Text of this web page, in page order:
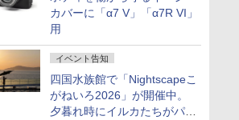
カバーに「α7 V」「α7R VI」
用
イベント告知
四国水族館で「Nightscapeこ
がねいろ2026」が開催中。
夕暮れ時にイルカたちがパフ